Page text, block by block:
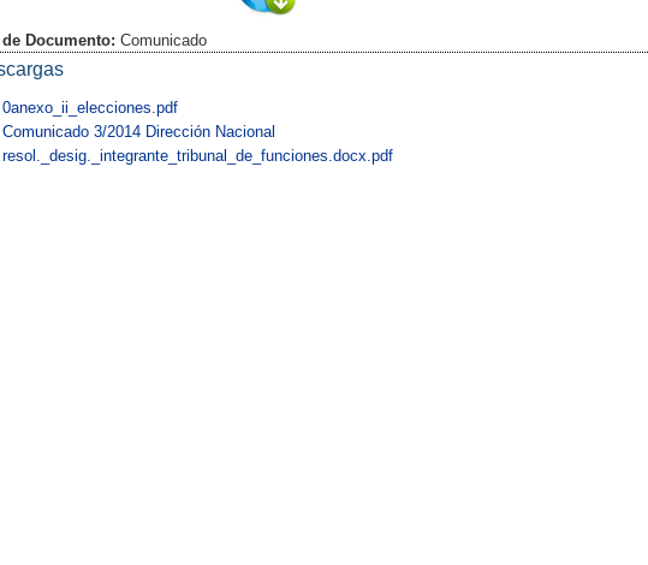
Documento: Comunicado
0anexo_ii_elecciones.pdf
Comunicado 3/2014 Dirección Nacional
resol._desig._integrante_tribunal_de_funciones.docx.pdf